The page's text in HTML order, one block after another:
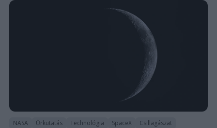
NASA Űrkutatás Technológia SpaceX Csillagászat